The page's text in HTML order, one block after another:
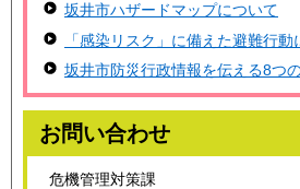
坂井市ハザードマップについて
「感染リスク」に備えた避難行動
坂井市防災行政情報を伝える8つ
お問い合わせ
危機管理対策課